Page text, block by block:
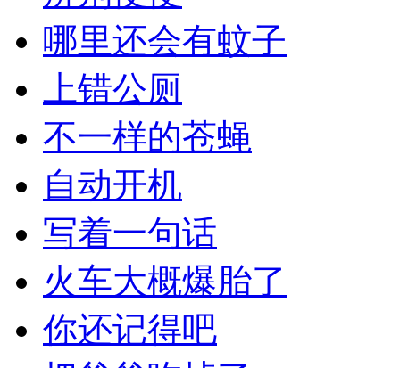
哪里还会有蚊子
上错公厕
不一样的苍蝇
自动开机
写着一句话
火车大概爆胎了
你还记得吧